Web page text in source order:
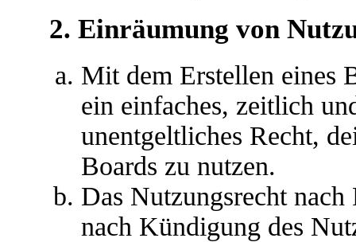
2. Einräumung von
Mit dem Erstellen eines
ein einfaches, zeitlich
unentgeltliches Recht,
Boards zu nutzen.
Das Nutzungsrecht
nach Kündigung des